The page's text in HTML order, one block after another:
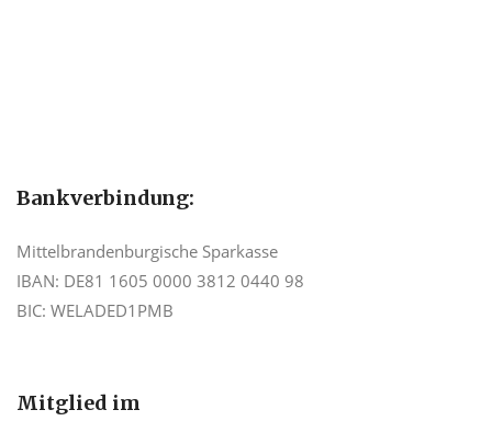
Bankverbindung:
Mittelbrandenburgische Sparkasse
IBAN: DE81 1605 0000 3812 0440 98
BIC: WELADED1PMB
Mitglied im